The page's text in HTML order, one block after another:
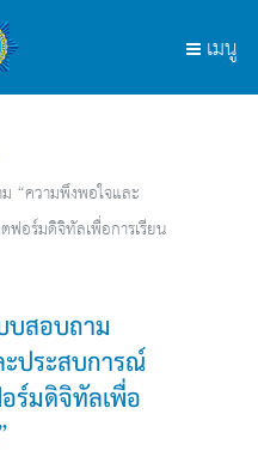
“ความพึงพอใจและ
อร์มดิจิทัลเพื่อการเรียน
สอบถาม
ประสบการณ์
ร์มดิจิทัลเพื่อ